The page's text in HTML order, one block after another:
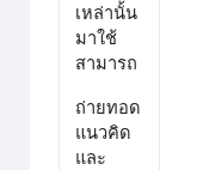
เหล่านั้น
มาใช้
สามารถ
ถ่ายทอด
แนวคิด
และ